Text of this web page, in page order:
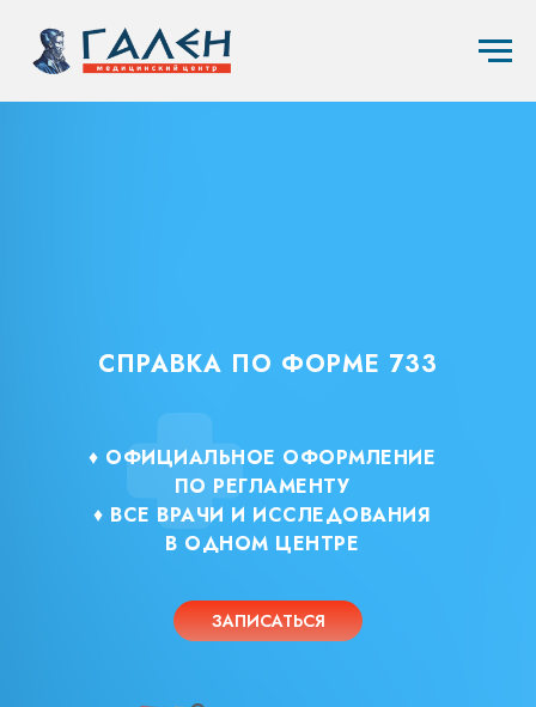
СПРАВКА ПО ФОРМЕ 733
♦ ОФИЦИАЛЬНОЕ ОФОРМЛЕНИЕ
ПО РЕГЛАМЕНТУ
♦ ВСЕ ВРАЧИ И ИССЛЕДОВАНИЯ
В ОДНОМ ЦЕНТРЕ
ЗАПИСАТЬСЯ